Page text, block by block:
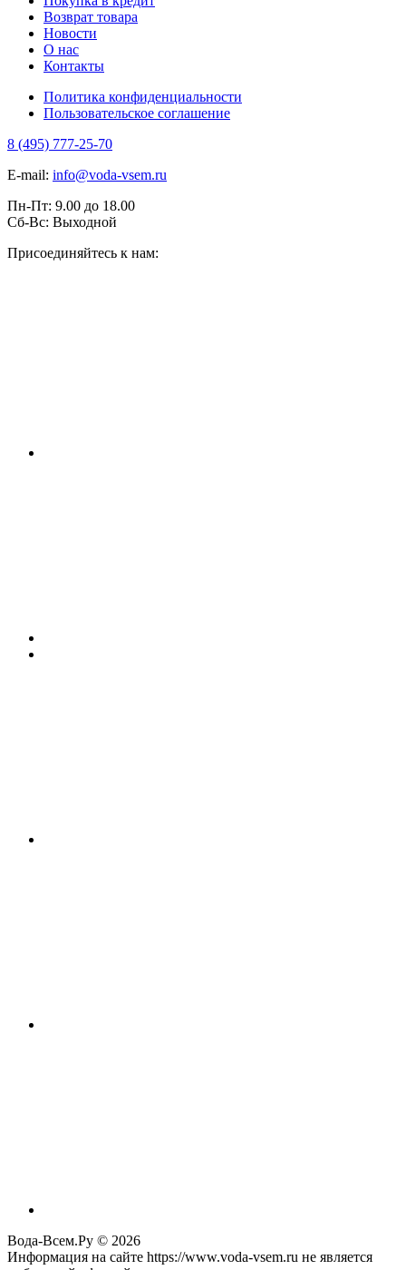
Возврат товара
Новости
О нас
Контакты
Политика конфиденциальности
Пользовательское соглашение
8 (495) 777-25-70
E-mail: info@voda-vsem.ru
Пн-Пт: 9.00 до 18.00
Сб-Вс: Выходной
Присоединяйтесь к нам:
Вода-Всем.Ру © 2026
Информация на сайте https://www.voda-vsem.ru не является